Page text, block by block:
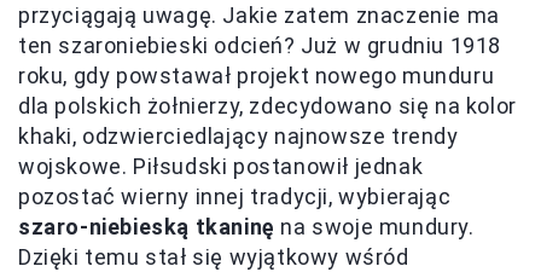
przyciągają uwagę. Jakie zatem znaczenie ma
ten szaroniebieski odcień? Już w grudniu 1918
roku, gdy powstawał projekt nowego munduru
dla polskich żołnierzy, zdecydowano się na kolor
khaki, odzwierciedlający najnowsze trendy
wojskowe. Piłsudski postanowił jednak
pozostać wierny innej tradycji, wybierając
szaro-niebieską tkaninę na swoje mundury.
Dzięki temu stał się wyjątkowy wśród